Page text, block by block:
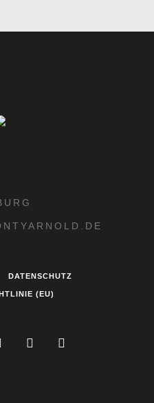
DATENSCHUTZ
(EU)